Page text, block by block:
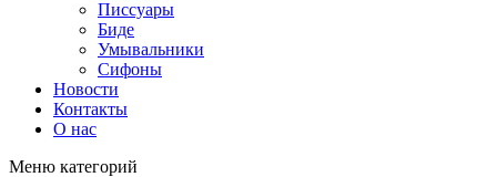
Писсуары
Биде
Умывальники
Сифоны
Новости
Контакты
О нас
Меню категорий